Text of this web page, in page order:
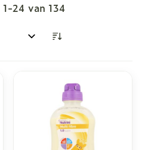
1-24 van 134